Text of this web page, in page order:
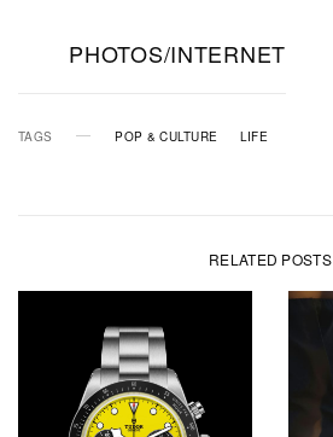
PHOTOS/INTERNET
TAGS POP & CULTURE LIFE
RELATED POSTS